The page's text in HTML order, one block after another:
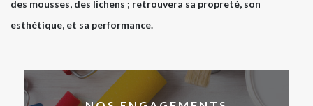
des mousses, des lichens ; retrouvera sa propreté, son
esthétique, et sa performance.